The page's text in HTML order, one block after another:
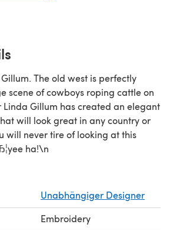
The old west is perfectly
scene of cowboys roping cattle on
Linda Gillum has created an elegant
will look great in any country or
will never tire of looking at this
ha!\n
Unabhängiger Designer
Embroidery